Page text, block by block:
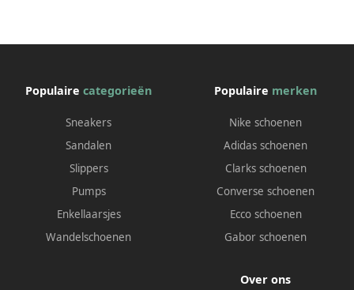
Populaire categorieën
Sneakers
Sandalen
Slippers
Pumps
Enkellaarsjes
Wandelschoenen
Populaire merken
Nike schoenen
Adidas schoenen
Clarks schoenen
Converse schoenen
Ecco schoenen
Gabor schoenen
Over ons